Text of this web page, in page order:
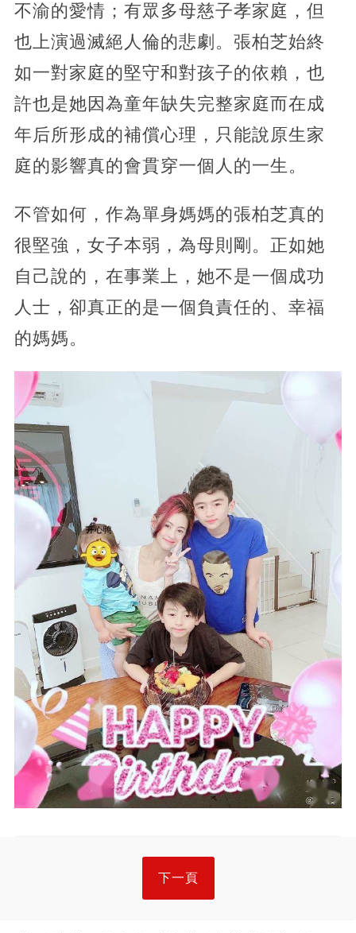
不渝的愛情；有眾多母慈子孝家庭，但
也上演過滅絕人倫的悲劇。張柏芝始終
如一對家庭的堅守和對孩子的依賴，也
許也是她因為童年缺失完整家庭而在成
年后所形成的補償心理，只能說原生家
庭的影響真的會貫穿一個人的一生。
不管如何，作為單身媽媽的張柏芝真的
很堅強，女子本弱，為母則剛。正如她
自己說的，在事業上，她不是一個成功
人士，卻真正的是一個負責任的、幸福
的媽媽。
下一頁